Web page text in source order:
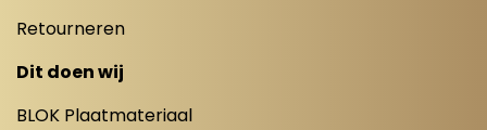
Retourneren
Dit doen wij
BLOK Plaatmateriaal